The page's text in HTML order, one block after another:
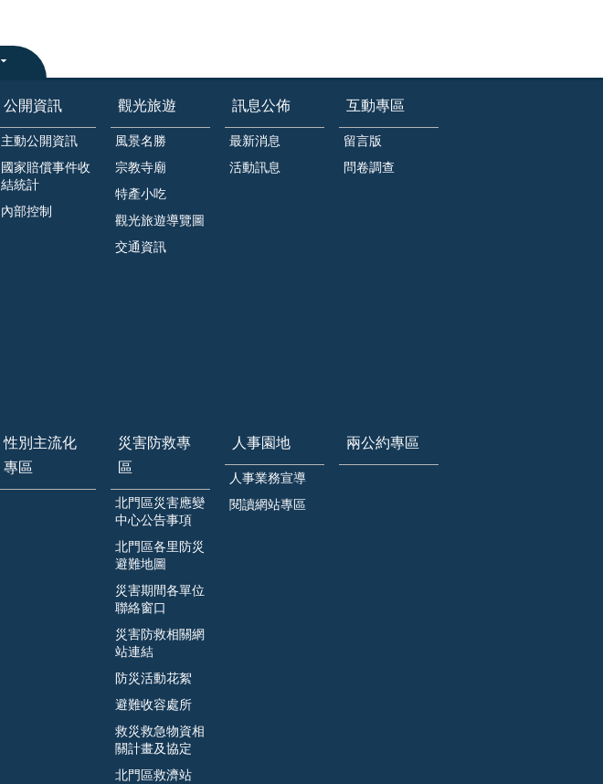
公開資訊
主動公開資訊
國家賠償事件收
結統計
內部控制
觀光旅遊
風景名勝
宗教寺廟
特產小吃
觀光旅遊導覽圖
交通資訊
訊息公佈
最新消息
活動訊息
互動專區
留言版
問卷調查
性別主流化
專區
災害防救專
區
北門區災害應變
中心公告事項
北門區各里防災
避難地圖
災害期間各單位
聯絡窗口
災害防救相關網
站連結
防災活動花絮
避難收容處所
救災救急物資相
關計畫及協定
北門區救濟站
人事園地
人事業務宣導
閱讀網站專區
兩公約專區